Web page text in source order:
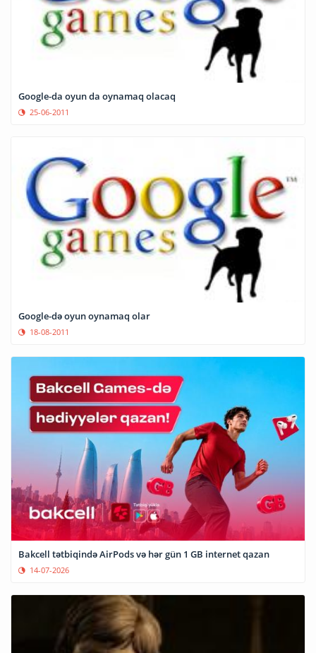
Google-da oyun da oynamaq olacaq
25-06-2011
Google-də oyun oynamaq olar
18-08-2011
Bakcell tətbiqində AirPods və hər gün 1 GB internet qazan
14-07-2026